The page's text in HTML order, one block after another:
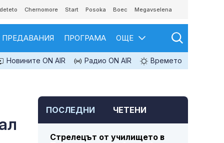
Chernomore Start Posoka Boec Megavselena
ПРЕДАВАНИЯ ПРОГРАМА ОЩЕ
Новините ON AIR Радио ON AIR Времето
ПОСЛЕДНИ ЧЕТЕНИ
Стрелецът от училището в